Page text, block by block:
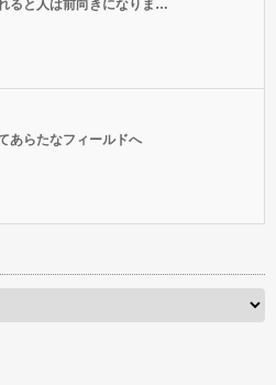
ると人は前向きになりま…
あらたなフィールドへ